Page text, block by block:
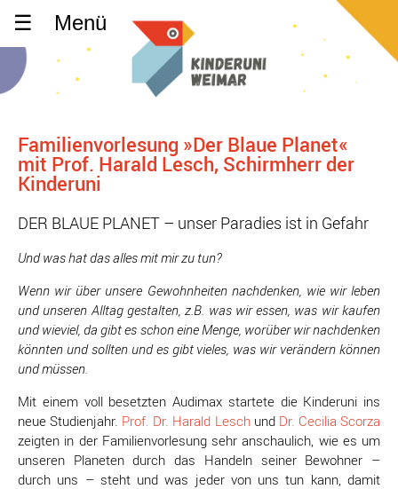
Menü
Familienvorlesung »Der Blaue Planet«
mit Prof. Harald Lesch, Schirmherr der
Kinderuni
DER BLAUE PLANET – unser Paradies ist in Gefahr
Und was hat das alles mit mir zu tun?
Wenn wir über unsere Gewohnheiten nachdenken, wie wir leben
und unseren Alltag gestalten, z.B. was wir essen, was wir kaufen
und wieviel, da gibt es schon eine Menge, worüber wir nachdenken
könnten und sollten und es gibt vieles, was wir verändern können
und müssen.
Mit einem voll besetzten Audimax startete die Kinderuni ins
neue Studienjahr. Prof. Dr. Harald Leschund Dr. Cecilia Scorza
zeigten in der Familienvorlesung sehr anschaulich, wie es um
unseren Planeten durch das Handeln seiner Bewohner –
durch uns – steht und was jeder von uns tun kann, damit